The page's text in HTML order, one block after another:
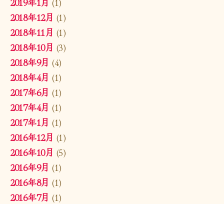
2018年12月 (1)
2018年11月 (1)
2018年10月 (3)
2018年9月 (4)
2018年4月 (1)
2017年6月 (1)
2017年4月 (1)
2017年1月 (1)
2016年12月 (1)
2016年10月 (5)
2016年9月 (1)
2016年8月 (1)
2016年7月 (1)